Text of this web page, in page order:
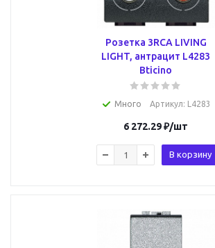
Розетка 3RCA LIVING
LIGHT, антрацит L4283
Bticino
Много Артикул: L4283
6 272.29₽/шт
В корзину